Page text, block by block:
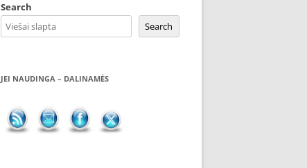
Search
Search
JEI NAUDINGA – DALINAMĖS